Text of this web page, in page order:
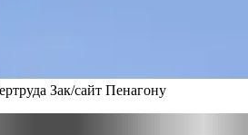
Зак/сайт Пенагону